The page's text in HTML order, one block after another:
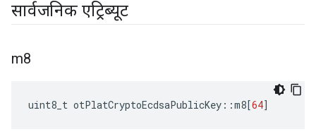
सार्वजनिक एट्रिब्यूट
m8
uint8_t otPlatCryptoEcdsaPublicKey ::m8[64]